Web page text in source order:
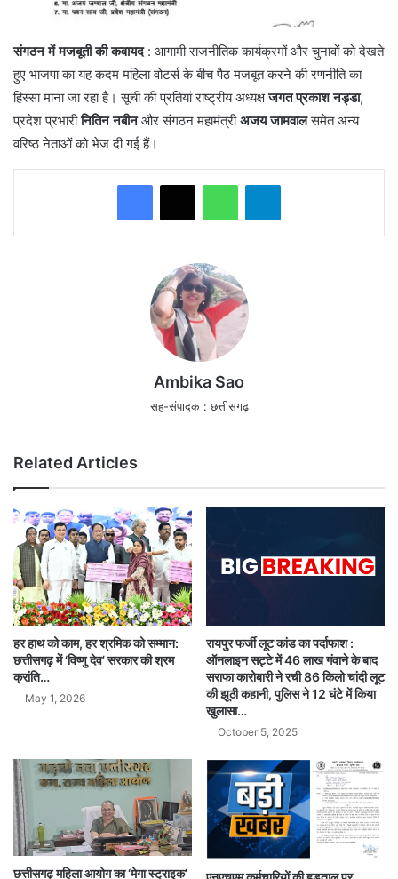
संगठन में मजबूती की कवायद: आगामी राजनीतिक कार्यक्रमों और चुनावों को देखते
हुए भाजपा का यह कदम महिला वोटर्स के बीच पैठ मजबूत करने की रणनीति का
हिस्सा माना जा रहा है। सूची की प्रतियां राष्ट्रीय अध्यक्षजगत प्रकाश नड्डा,
प्रदेश प्रभारीनितिन नबीनऔर संगठन महामंत्रीअजय जामवालसमेत अन्य
वरिष्ठ नेताओं को भेज दी गई हैं।
WhatsAppTelegram
Ambika Sao
सह-संपादक : छत्तीसगढ़
Related Articles
हर हाथ को काम, हर श्रमिक को सम्मान:
छत्तीसगढ़ में ‘विष्णु देव’ सरकार की श्रम
क्रांति…
May 1, 2026
रायपुर फर्जी लूट कांड का पर्दाफाश :
ऑनलाइन सट्टे में 46 लाख गंवाने के बाद
सराफा कारोबारी ने रची 86 किलो चांदी लूट
की झूठी कहानी, पुलिस ने 12 घंटे में किया
खुलासा…
October 5, 2025
छत्तीसगढ़ महिला आयोग का ‘मेगा स्ट्राइक’